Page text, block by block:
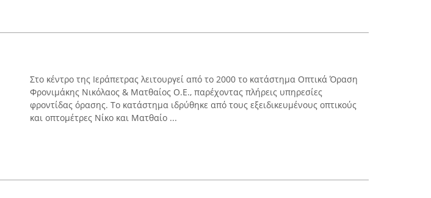
Στο κέντρο της Ιεράπετρας λειτουργεί από το 2000 το κατάστημα Οπτικά Όραση
Φρονιμάκης Νικόλαος & Ματθαίος Ο.Ε., παρέχοντας πλήρεις υπηρεσίες
φροντίδας όρασης. Το κατάστημα ιδρύθηκε από τους εξειδικευμένους οπτικούς
και οπτομέτρες Νίκο και Ματθαίο ...